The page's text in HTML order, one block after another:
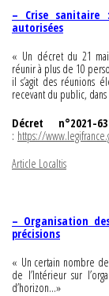
– Crise
autorisées
« Un décret du 21
réunir à plus de 10
il s’agit des réunions
recevant du public,
Décret
: https://
Article Localtis
– Organisation
précisions
« Un certain nombre
de l’Intérieur sur
d’horizon…»